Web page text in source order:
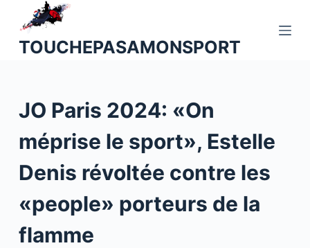
u
o
e
TOUCHEPASAMONSPORT
JO Paris 2024: «On
méprise le sport», Estelle
Denis révoltée contre les
«people» porteurs de la
flamme